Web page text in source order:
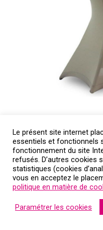
location
Le présent site internet
essentiels et fonctionnels
fonctionnement du site
refusés. D’autres cookies
statistiques (cookies
vous en acceptez le
politique en matière de
Paramétrer les cookies